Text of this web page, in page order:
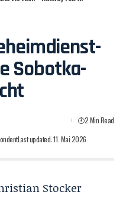
Sobotka-
Last updated: 11. Mai 2026
2 Min Read
Stocker